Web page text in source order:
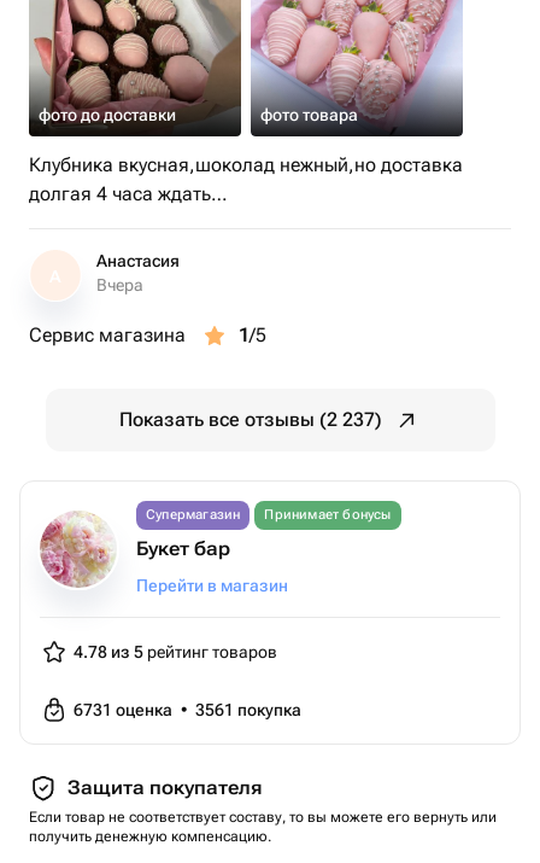
фото до доставки фото товара
Клубника вкусная,шоколад нежный,но доставка
долгая 4 часа ждать…
А
Анастасия
Вчера
Сервис магазина 1/5
Показать все отзывы (2 237)
Супермагазин Принимает бонусы
Букет бар
Перейти в магазин
4.78 из 5 рейтинг товаров
6731 оценка • 3561 покупка
Защита покупателя
Если товар не соответствует составу, то вы можете его вернуть или
получить денежную компенсацию.